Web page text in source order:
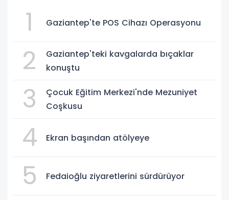
1 Gaziantep'te POS Cihazı Operasyonu
2
Gaziantep'teki kavgalarda bıçaklar
konuştu
3
Çocuk Eğitim Merkezi'nde Mezuniyet
Coşkusu
4 Ekran başından atölyeye
5 Fedaioğlu ziyaretlerini sürdürüyor